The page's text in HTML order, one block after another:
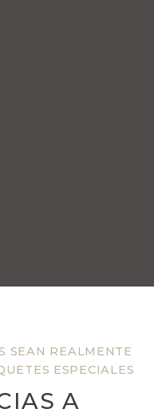
SEAN REALMENTE
ESPECIALES
A